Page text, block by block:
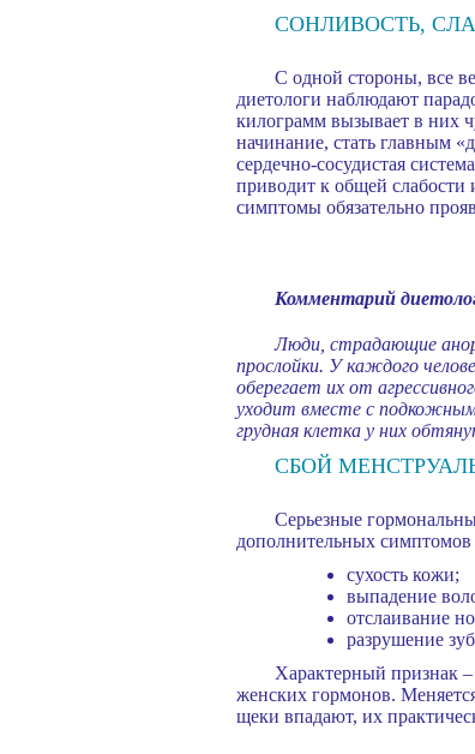
СОНЛИВОСТЬ,
С одной стороны, все
диетологи наблюдают
килограмм вызывает в них
начинание, стать главным
сердечно-сосудистая
приводит к общей
симптомы обязательно
Комментарий
Люди, страдающие
прослойки. У каждого
оберегает их от
уходит вместе с
грудная клетка у них
СБОЙ
Серьезные
дополнительных симптомов
сухость кожи;
выпадение
отслаивание
разрушение
Характерный признак
женских гормонов.
щеки впадают, их